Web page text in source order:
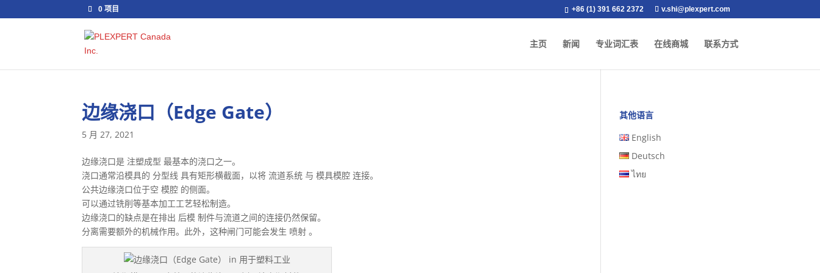
+86 (1) 391 662 2372 v.shi@plexpert.com
0 项目
主页 新闻 专业词汇表 在线商城 联系方式
边缘浇口（Edge Gate）
5 月 27, 2021
边缘浇口是 注塑成型 最基本的浇口之一。
浇口通常沿模具的 分型线 具有矩形横截面，以将 流道系统 与 模具模腔 连接。
公共边缘浇口位于空 模腔 的侧面。
可以通过铣削等基本加工工艺轻松制造。
边缘浇口的缺点是在排出 后模 制件与流道之间的连接仍然保留。
分离需要额外的机械作用。此外，这种闸门可能会发生 喷射 。
其他语言
English
Deutsch
ไทย